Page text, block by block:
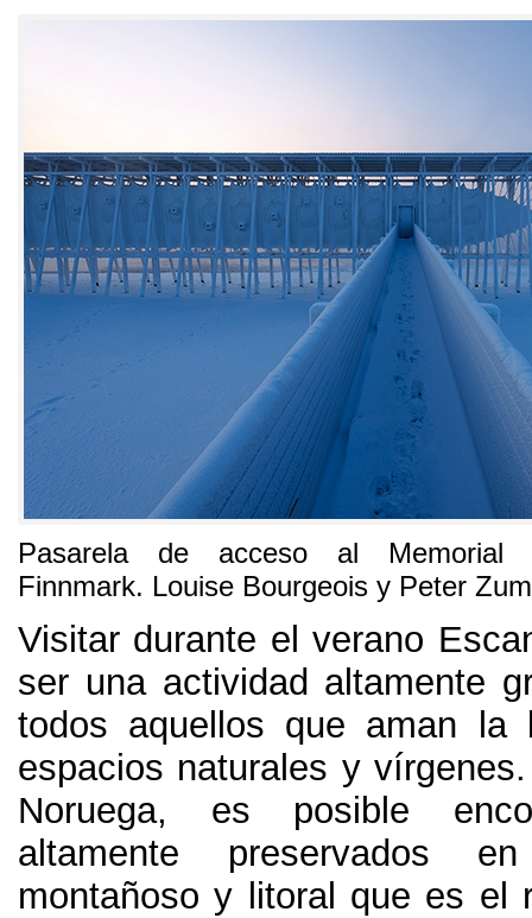
Pasarela de acceso al Memorial
Finnmark. Louise Bourgeois y Peter
Visitar durante el verano
ser una actividad altamente
todos aquellos que aman la
espacios naturales y vírgenes
Noruega, es posible
altamente preservados
montañoso y litoral que es el